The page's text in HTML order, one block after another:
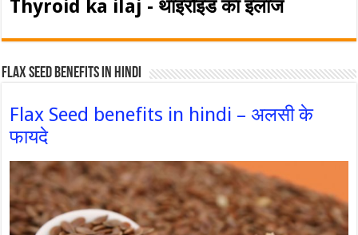
Thyroid ka ilaj - थाइरोइड का इलाज
Flax Seed Benefits in hindi
Flax Seed benefits in hindi – अलसी के
फायदे